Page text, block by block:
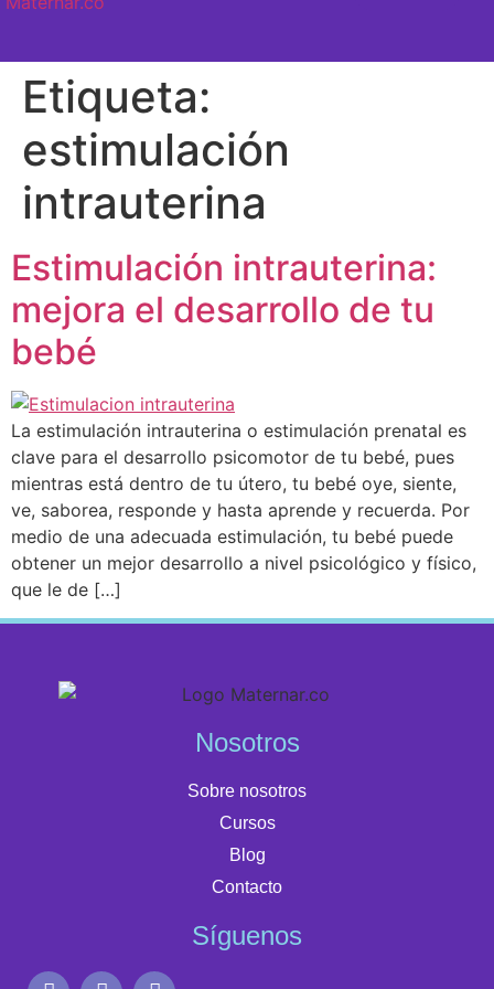
Etiqueta:
estimulación
intrauterina
Estimulación intrauterina:
mejora el desarrollo de tu
bebé
La estimulación intrauterina o estimulación prenatal es
clave para el desarrollo psicomotor de tu bebé, pues
mientras está dentro de tu útero, tu bebé oye, siente,
ve, saborea, responde y hasta aprende y recuerda. Por
medio de una adecuada estimulación, tu bebé puede
obtener un mejor desarrollo a nivel psicológico y físico,
que le de […]
Nosotros
Sobre nosotros
Cursos
Blog
Contacto
Síguenos